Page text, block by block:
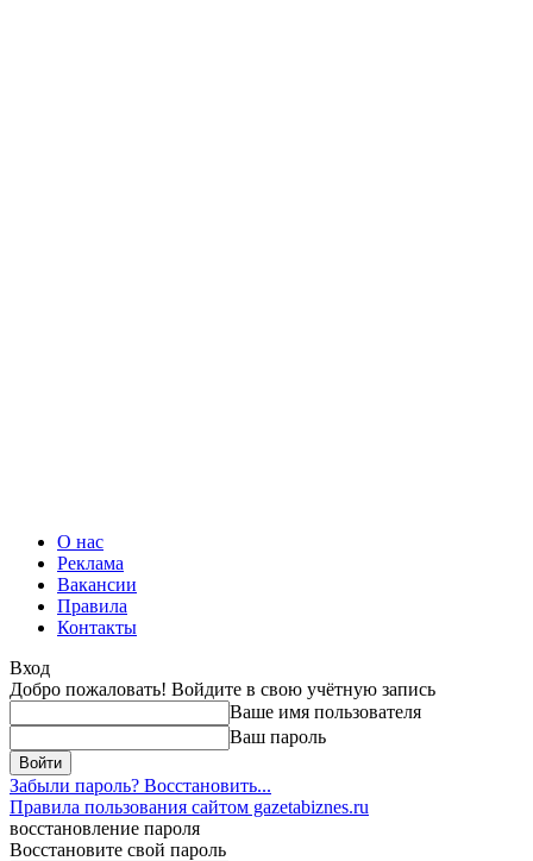
О нас
Реклама
Вакансии
Правила
Контакты
Вход
Добро пожаловать! Войдите в свою учётную запись
Ваше имя пользователя
Ваш пароль
Забыли пароль? Восстановить...
Правила пользования сайтом gazetabiznes.ru
восстановление пароля
Восстановите свой пароль